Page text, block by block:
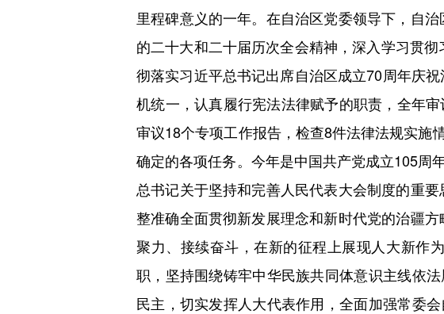
里程碑意义的一年。在自治区党委领导下，自
的二十大和二十届历次全会精神，深入学习贯
彻落实习近平总书记出席自治区成立70周年庆
机统一，认真履行宪法法律赋予的职责，全年
审议18个专项工作报告，检查8件法律法规实施
确定的各项任务。今年是中国共产党成立105周
总书记关于坚持和完善人民代表大会制度的重
整准确全面贯彻新发展理念和新时代党的治疆
聚力、接续奋斗，在新的征程上展现人大新作
职，坚持围绕铸牢中华民族共同体意识主线依
民主，切实发挥人大代表作用，全面加强常委